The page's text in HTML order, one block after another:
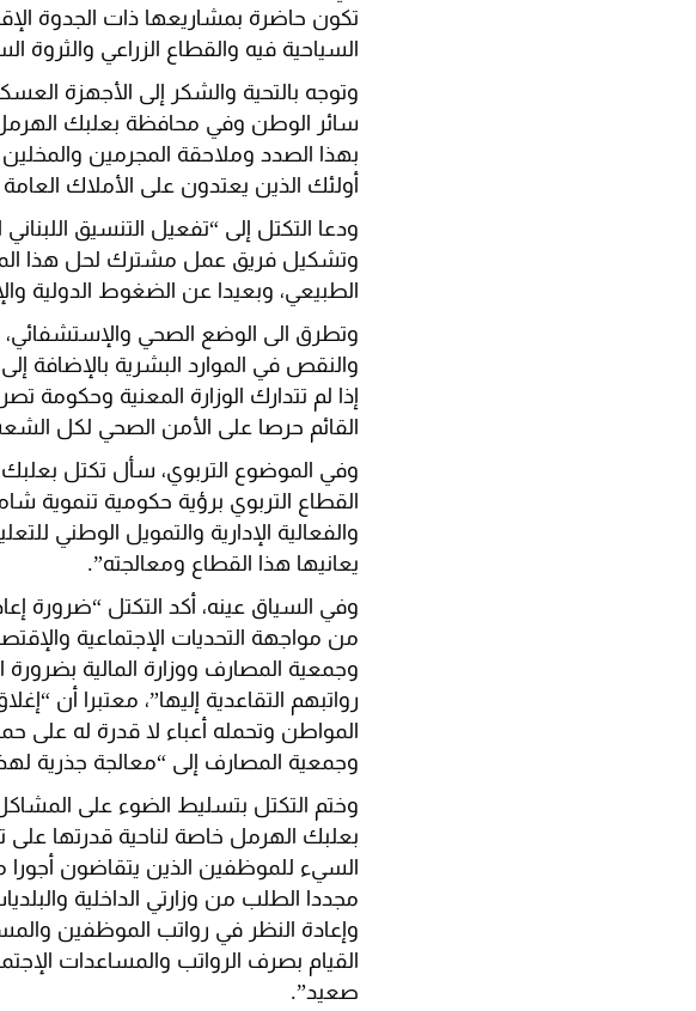
تكون حاضرة بمشاريعها ذات الجدوة
السياحية فيه والقطاع الزراعي والثروة
وتوجه بالتحية والشكر إلى الأجهزة
سائر الوطن وفي محافظة بعلبك الهرمل
بهذا الصدد وملاحقة المجرمين
أولئك الذين يعتدون على الأملاك
ودعا التكتل إلى “تفعيل التنسيق
وتشكيل فريق عمل مشترك لحل هذا
الطبيعي، وبعيدا عن الضغوط الدولية
وتطرق الى الوضع الصحي والإستشفائي،
والنقص في الموارد البشرية بالإضافة
إذا لم تتدارك الوزارة المعنية وحكومة
القائم حرصا على الأمن الصحي لكل
وفي الموضوع التربوي، سأل تكتل بعلبك
القطاع التربوي برؤية حكومية تنموية
والفعالية الإدارية والتمويل الوطني
يعانيها هذا القطاع ومعالجته”.
وفي السياق عينه، أكد التكتل “ضرورة
من مواجهة التحديات الإجتماعية
وجمعية المصارف ووزارة المالية
رواتبهم التقاعدية إليها”، معتبرا أن
المواطن وتحمله أعباء لا قدرة له على
وجمعية المصارف إلى “معالجة جذرية
وختم التكتل بتسليط الضوء على
بعلبك الهرمل خاصة لناحية قدرتها على
السيء للموظفين الذين يتقاضون أجورا
مجددا الطلب من وزارتي الداخلية
وإعادة النظر في رواتب الموظفين
القيام بصرف الرواتب والمساعدات
صعيد”.